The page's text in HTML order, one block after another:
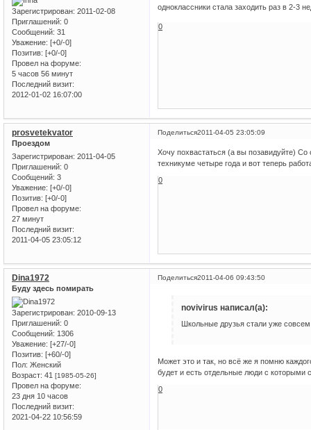
Зарегистрирован: 2011-02-08
Приглашений: 0
Сообщений: 31
Уважение: [+0/-0]
Позитив: [+0/-0]
Провел на форуме:
5 часов 56 минут
Последний визит:
2012-01-02 16:07:00
одноклассники стала заходить раз в 2-3
0
Поделиться2011-04-05 23:05:09
prosvetekvator
Проездом
Зарегистрирован: 2011-04-05
Приглашений: 0
Сообщений: 3
Уважение: [+0/-0]
Позитив: [+0/-0]
Провел на форуме:
27 минут
Последний визит:
2011-04-05 23:05:12
Хочу похвастаться (а вы позавидуйте)
техникуме четыре года и вот теперь
0
Поделиться2011-04-06 09:43:50
Dina1972
Буду здесь помирать
Зарегистрирован: 2010-09-13
Приглашений: 0
Сообщений: 1306
Уважение: [+27/-0]
Позитив: [+60/-0]
Пол: Женский
Возраст: 41 [1985-05-26]
Провел на форуме:
23 дня 10 часов
Последний визит:
2021-04-22 10:56:59
novivirus написал(а):
Школьные друзья стали уже
Может это и так, но всё же я помню
будет и есть отдельные люди с
0